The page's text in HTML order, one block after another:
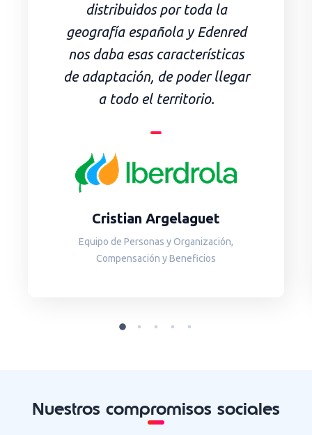
distribuidos por toda la
geografía española y Edenred
nos daba esas características
de adaptación, de poder llegar
a todo el territorio.
Cristian Argelaguet
Equipo de Personas y Organización,
Compensación y Beneficios
Nuestros compromisos sociales